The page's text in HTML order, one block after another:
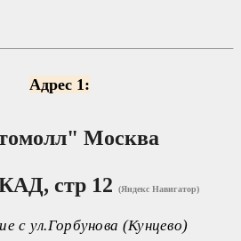
Адрес 1:
Москва
стр 12 (Яндекс Навигатор)
с ул.Горбунова (Кунцево)